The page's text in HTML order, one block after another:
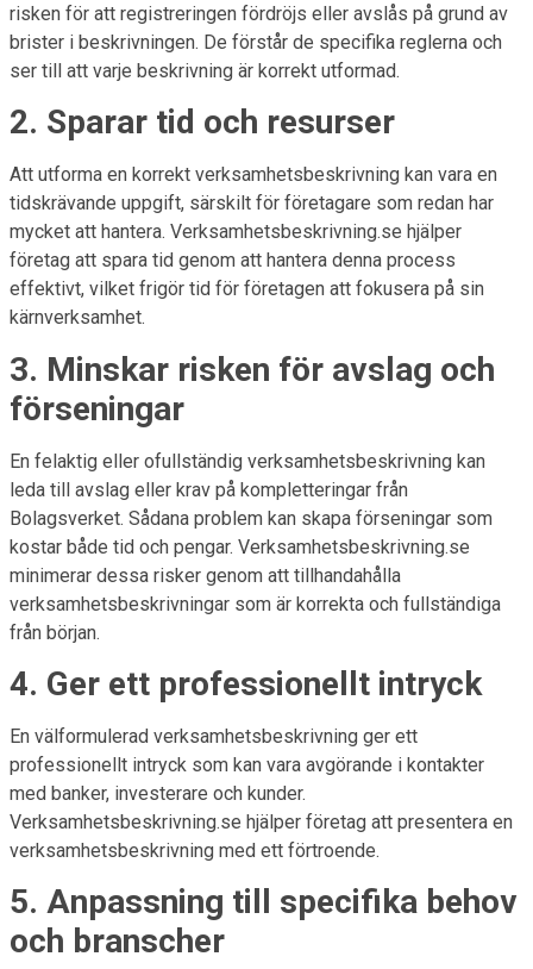
risken för att registreringen fördröjs eller avslås på grund av
brister i beskrivningen. De förstår de specifika reglerna och
ser till att varje beskrivning är korrekt utformad.
2. Sparar tid och resurser
Att utforma en korrekt verksamhetsbeskrivning kan vara en
tidskrävande uppgift, särskilt för företagare som redan har
mycket att hantera. Verksamhetsbeskrivning.se hjälper
företag att spara tid genom att hantera denna process
effektivt, vilket frigör tid för företagen att fokusera på sin
kärnverksamhet.
3. Minskar risken för avslag och
förseningar
En felaktig eller ofullständig verksamhetsbeskrivning kan
leda till avslag eller krav på kompletteringar från
Bolagsverket. Sådana problem kan skapa förseningar som
kostar både tid och pengar. Verksamhetsbeskrivning.se
minimerar dessa risker genom att tillhandahålla
verksamhetsbeskrivningar som är korrekta och fullständiga
från början.
4. Ger ett professionellt intryck
En välformulerad verksamhetsbeskrivning ger ett
professionellt intryck som kan vara avgörande i kontakter
med banker, investerare och kunder.
Verksamhetsbeskrivning.se hjälper företag att presentera en
verksamhetsbeskrivning med ett förtroende.
5. Anpassning till specifika behov
och branscher